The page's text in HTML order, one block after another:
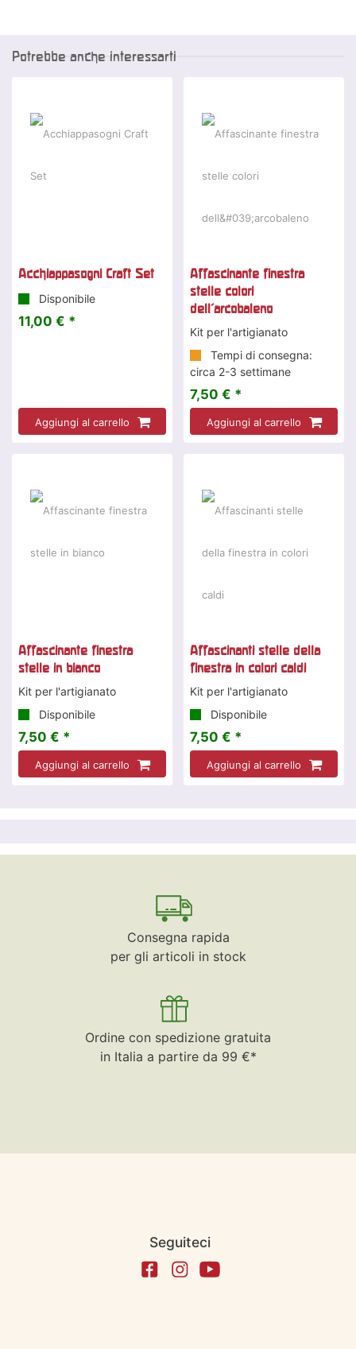
Potrebbe anche interessarti
Acchiappasogni Craft Set
Disponibile
11,00 € *
Aggiungi al carrello
Affascinante finestra
stelle colori
dell'arcobaleno
Kit per l'artigianato
Tempi di consegna:
circa 2-3 settimane
7,50 € *
Aggiungi al carrello
Affascinante finestra
stelle in bianco
Kit per l'artigianato
Disponibile
7,50 € *
Aggiungi al carrello
Affascinanti stelle della
finestra in colori caldi
Kit per l'artigianato
Disponibile
7,50 € *
Aggiungi al carrello
Consegna rapida
per gli articoli in stock
Ordine con spedizione gratuita
in Italia a partire da 99 €*
Seguiteci